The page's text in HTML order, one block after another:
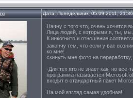
Дата: Понедельник, 05.09.2011,
Начну с того что, очень хочется
Лица людей, с которыми я, ты,
К инкогнито и отношение
закончу тем, что если у вас
ко мне!
скинуть мне фото на
-Для тех кто не знает как, но
программа называется Microsoft
входит в стандартный пакет
На мой взгляд самая удобная!